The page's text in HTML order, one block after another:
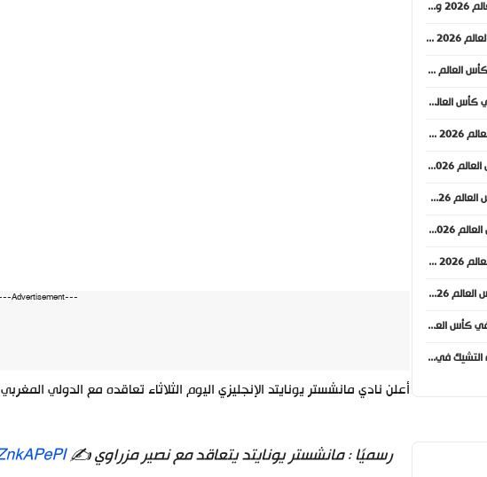
---Advertisement---
أعلن نادي مانشستر يونايتد الإنجليزي اليوم الثلاثاء تعاقده مع الدولي
رسميًا : مانشستر يونايتد يتعاقد مع نصير مزراوي ✍️
موعد مباراة بلجيكا ومصر في كأس العالم 2026 والقنوات الناقلة
موعد مباراة السويد وتونس في كأس العالم 2026 والقنوات الناقلة
موعد مباراة إسبانيا والرأس الأخضر في كأس العالم 2026 والقنوات الناقلة
موعد مباراة ساحل العاج والإكوادور في كأس العالم 2026 والقنوات الناقلة
موعد مباراة أستراليا وتركيا في كأس العالم 2026 والقنوات الناقلة
موعد مباراة ألمانيا وكوراساو في كأس العالم 2026 والقنوات الناقلة
موعد مباراة هايتي واسكتلندا في كأس العالم 2026 والقنوات الناقلة
موعد مباراة البرازيل والمغرب في كأس العالم 2026 والقنوات الناقلة
موعد مباراة قطر وسويسرا في كأس العالم 2026 والقنوات الناقلة
موعد مباراة أمريكا والباراغواي في كأس العالم 2026 والقنوات الناقلة
موعد مباراة كندا والبوسنة والهرسك في كأس العالم 2026 والقنوات الناقلة
موعد مباراة كوريا الجنوبية وجمهورية التشيك في كأس العالم 2026 والقنوات الناقلة